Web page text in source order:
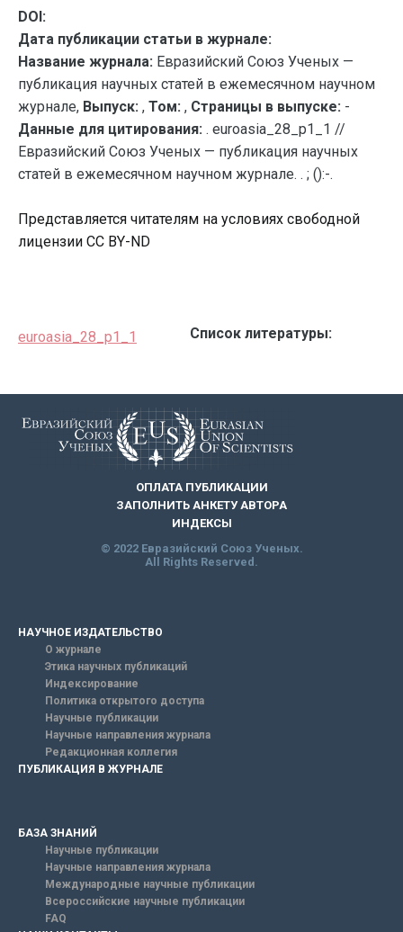
DOI:
Дата публикации статьи в журнале:
Название журнала: Евразийский Союз Ученых —
публикация научных статей в ежемесячном научном
журнале, Выпуск: , Том: , Страницы в выпуске: -
Данные для цитирования: . euroasia_28_p1_1 //
Евразийский Союз Ученых — публикация научных
статей в ежемесячном научном журнале. . ; ():-.
Представляется читателям на условиях свободной
лицензии CC BY-ND
euroasia_28_p1_1 Список литературы:
ОПЛАТА ПУБЛИКАЦИИ
ЗАПОЛНИТЬ АНКЕТУ АВТОРА
ИНДЕКСЫ
© 2022 Евразийский Союз Ученых.
All Rights Reserved.
НАУЧНОЕ ИЗДАТЕЛЬСТВО
О журнале
Этика научных публикаций
Индексирование
Политика открытого доступа
Научные публикации
Научные направления журнала
Редакционная коллегия
ПУБЛИКАЦИЯ В ЖУРНАЛЕ
БАЗА ЗНАНИЙ
Научные публикации
Научные направления журнала
Международные научные публикации
Всероссийские научные публикации
FAQ